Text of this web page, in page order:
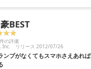
BEST
の評価
Inc. リリース 2012/07/26
ンプがなくてもスマホさえあれ